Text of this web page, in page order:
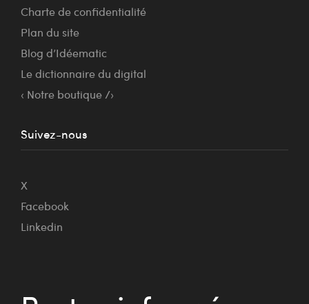
Charte de confidentialité
Plan du site
Blog d’Idéematic
Le dictionnaire du digital
‹ Notre boutique /›
Suivez-nous
X
Facebook
Linkedin